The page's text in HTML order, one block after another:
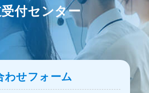
付センター
わせフォーム